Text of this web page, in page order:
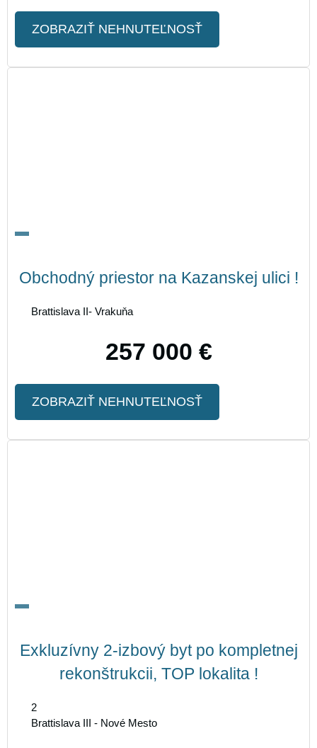
ZOBRAZIŤ NEHNUTEĽNOSŤ
Obchodný priestor na Kazanskej ulici !
Brattislava II- Vrakuňa
257 000 €
ZOBRAZIŤ NEHNUTEĽNOSŤ
Exkluzívny 2-izbový byt po kompletnej
rekonštrukcii, TOP lokalita !
2
Brattislava III - Nové Mesto